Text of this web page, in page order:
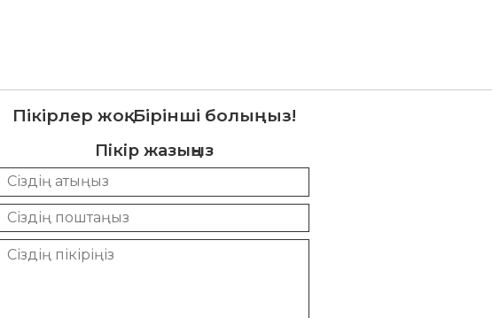
Пікірлер жоқ. Бірінші болыңыз!
Пікір жазыңыз